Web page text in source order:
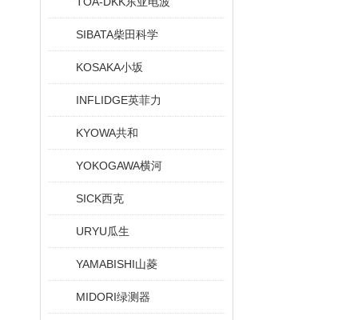
SIBATA柴田科学
KOSAKA小坂
INFLIDGE英菲力
KYOWA共和
YOKOGAWA横河
SICK西克
URYU瓜生
YAMABISHI山菱
MIDORI绿测器